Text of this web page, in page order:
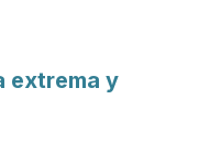
extrema y